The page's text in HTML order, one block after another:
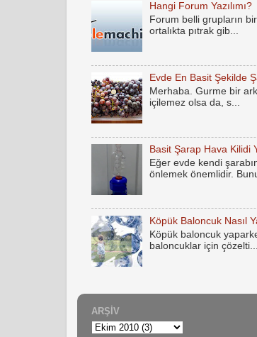
Hangi Forum Yazılımı?
Forum belli grupların
ortalıkta pıtrak gib...
Evde En Basit Şekilde
Merhaba. Gurme bir
içilemez olsa da, s...
Basit Şarap Hava Kilidi
Eğer evde kendi
önlemek önemlidir.
Köpük Baloncuk Nasıl
Köpük baloncuk
baloncuklar için çözelti...
ARŞIV